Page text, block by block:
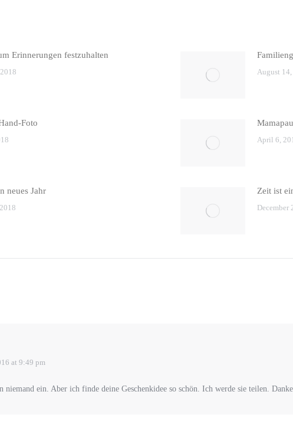
Erinnerungen festzuhalten
August
Foto
April 6,
neues Jahr Zeit ist
December
at 9:49 pm
niemand ein. Aber ich finde deine Geschenkidee so schön. Ich werde sie teilen.